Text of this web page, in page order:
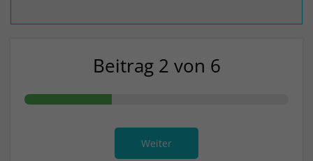
Beitrag 2 von 6
Weiter